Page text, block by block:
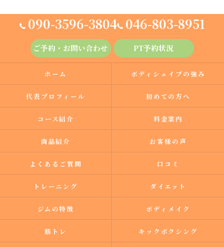
090-3596-3804 046-803-8951
ご予約・お問い合わせ PT予約状況
ホーム ボディシェイプの強み
代表プロフィール 初めての方へ
コース紹介 料金案内
商品紹介 お客様の声
よくあるご質問 口コミ
トレーニング ダイエット
ジムの特徴 ボディメイク
筋トレ キックボクシング